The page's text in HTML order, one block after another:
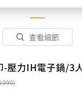
查看細節
-壓力IH電子鍋/3